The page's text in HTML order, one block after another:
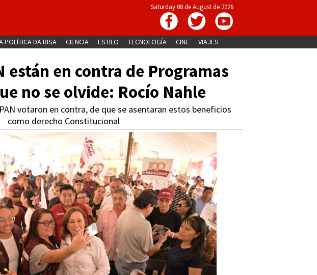
Saturday 08 de August de 2026
POLÍTICA DA RISA CIENCIA ESTILO TECNOLOGÍA CINE VIAJES
están en contra de Programas
no se olvide: Rocío Nahle
votaron en contra, de que se asentaran estos beneficios
como derecho Constitucional